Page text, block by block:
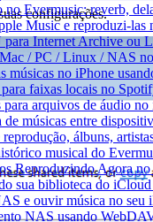
Evermusic: reverb,
Music e reproduzi-las
Internet Archive ou
/ PC / Linux / NAS
músicas no iPhone
faixas locais no
para arquivos de áudio
músicas entre
álbuns,
musical do
Reproduzindo Agora
sua biblioteca do
e ouvir música no seu
NAS usando
configurações.